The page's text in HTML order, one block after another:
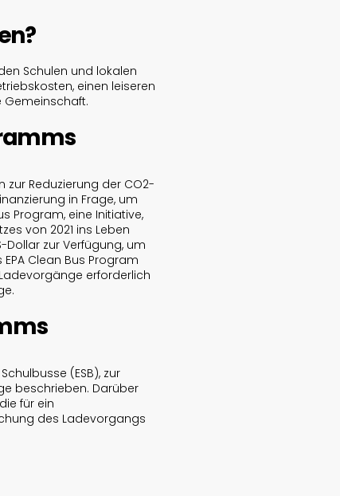
Schulen und lokalen
einen leiseren
Gemeinschaft.
Reduzierung der CO2-
in Frage, um
Program, eine Initiative,
von 2021 ins Leben
Dollar zur Verfügung, um
Clean Bus Program
erforderlich
(ESB), zur
beschrieben. Darüber
für ein
des Ladevorgangs